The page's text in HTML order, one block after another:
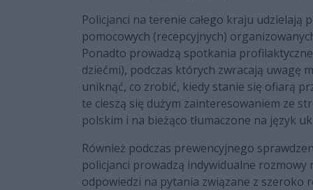
Policjanci na terenie całego kraju
pomocowych (recepcyjnych)
Ponadto prowadzą spotkania
dziećmi), podczas których zwracają uwagę
uniknąć, co zrobić, kiedy stanie się ofiarą
te cieszą się dużym zainteresowaniem ze
polskim i na bieżąco tłumaczone na język
Również podczas prewencyjnego
policjanci prowadzą indywidualne
odpowiedzi na pytania związane z szeroko